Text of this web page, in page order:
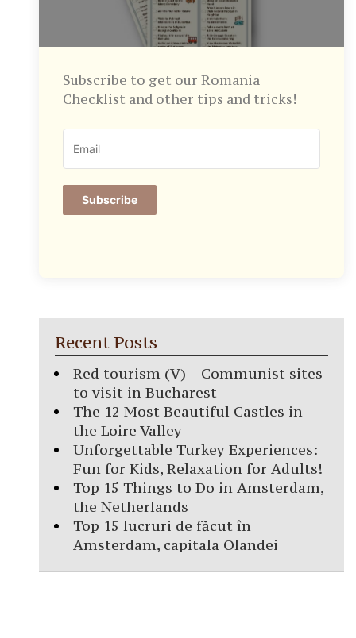
Subscribe to get our Romania
Checklist and other tips and tricks!
Subscribe
Recent Posts
Red tourism (V) – Communist sites
to visit in Bucharest
The 12 Most Beautiful Castles in
the Loire Valley
Unforgettable Turkey Experiences:
Fun for Kids, Relaxation for Adults!
Top 15 Things to Do in Amsterdam,
the Netherlands
Top 15 lucruri de făcut în
Amsterdam, capitala Olandei